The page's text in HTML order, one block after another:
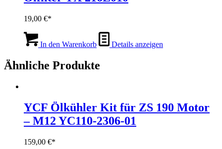
19,00 €
In den Warenkorb Details anzeigen
Ähnliche Produkte
YCF Ölkühler Kit für ZS 190 Motor
– M12 YC110-2306-01
159,00 €